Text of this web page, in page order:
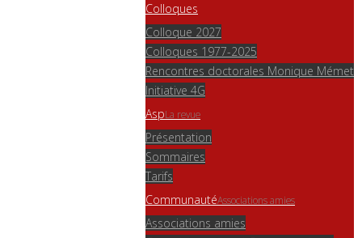
Colloques
Colloque 2027
Colloques 1977-2025
Rencontres doctorales Monique Mémet
Initiative 4G
AspLa revue
Présentation
Sommaires
Tarifs
CommunautéAssociations amies
Associations amies